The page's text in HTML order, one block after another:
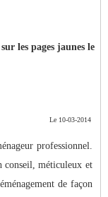
les pages jaunes le
Le 10-03-2014
professionnel.
conseil, méticuleux et
de façon